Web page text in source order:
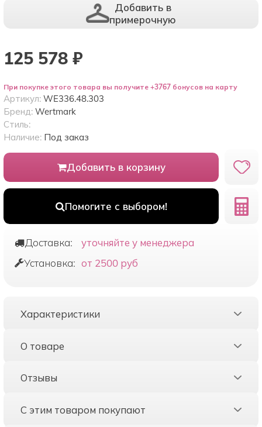
Добавить в
примерочную
125 578 ₽
При покупке этого товара вы получите +3767 бонусов на карту
Добавить в корзину
Помогите с выбором!
Артикул: WE336.48.303
Бренд: Wertmark
Стиль:
Наличие: Под заказ
Доставка:
уточняйте у менеджера
Установка: от 2500 руб
Характеристики
О товаре
Отзывы
С этим товаром покупают